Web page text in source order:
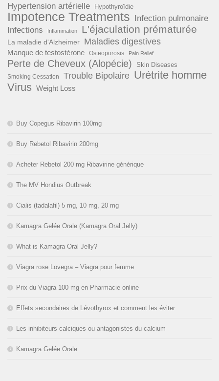
Hypertension artérielle Hypothyroïdie
Impotence Treatments Infection pulmonaire
Infections
Inflammation L'éjaculation prématurée
La maladie d'Alzheimer Maladies digestives
Manque de testostérone Osteoporosis Pain Relief
Perte de Cheveux (Alopécie) Skin Diseases
Smoking Cessation Trouble Bipolaire Urétrite homme
Virus Weight Loss
Buy Copegus Ribavirin 100mg
Buy Rebetol Ribavirin 200mg
Acheter Rebetol 200 mg Ribavirine générique
The MV Hondius Outbreak
Cialis (tadalafil) 5 mg, 10 mg, 20 mg
Kamagra Gelée Orale (Kamagra Oral Jelly)
What is Kamagra Oral Jelly?
Viagra rose Lovegra – Viagra pour femme
Prix du Viagra 100 mg en Pharmacie online
Effets secondaires de Lévothyrox et comment les éviter
Les inhibiteurs calciques ou antagonistes du calcium
Kamagra Gelée Orale